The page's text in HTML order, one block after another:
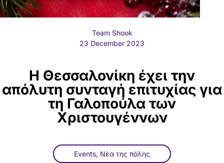
Team Shook
23 December 2023
Η Θεσσαλονίκη έχει την
απόλυτη συνταγή επιτυχίας για
τη Γαλοπούλα των
Χριστουγέννων
Events, Νέα της πόλης